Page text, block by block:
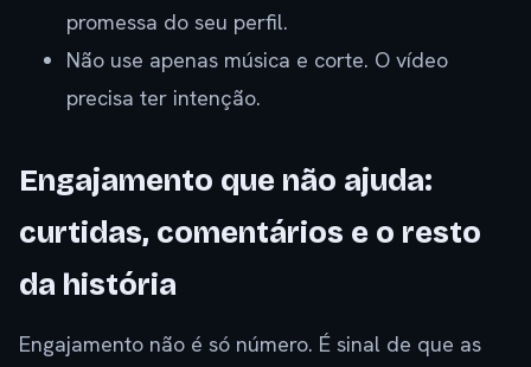
promessa do seu perfil.
Não use apenas música e corte. O vídeo
precisa ter intenção.
Engajamento que não ajuda:
curtidas, comentários e o resto
da história
Engajamento não é só número. É sinal de que as